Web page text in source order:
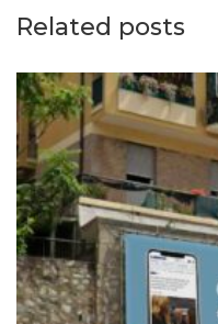
Related posts